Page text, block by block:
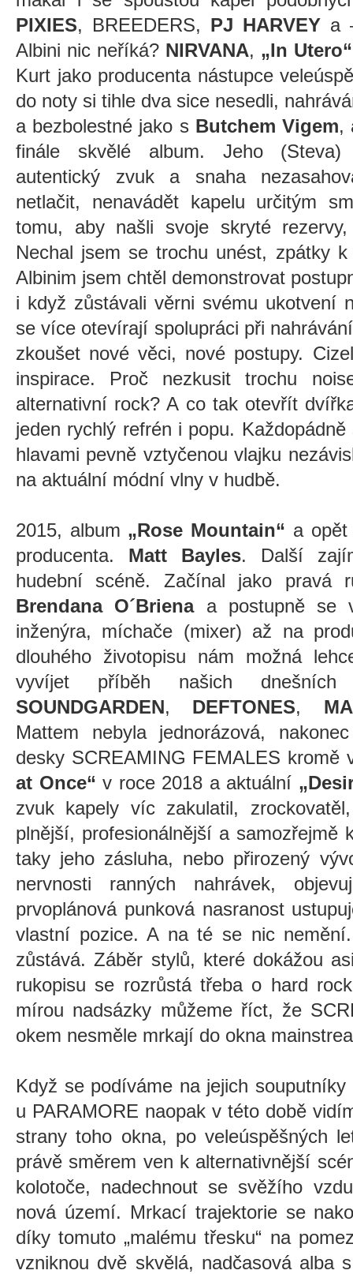
PIXIES, BREEDERS, PJ HARVEYa
Albini nic neříká? NIRVANA, „In Utero“
Kurt jako producenta nástupce
do noty si tihle dva sice nesedli,
a bezbolestné jako s Butchem Vigem,
finále skvělé album. Jeho (Steva)
autentický zvuk a snaha
netlačit, nenavádět kapelu určitým
tomu, aby našli svoje skryté
Nechal jsem se trochu unést, zpátky
Albinim jsem chtěl demonstrovat
i když zůstávali věrni svému ukotvení
se více otevírají spolupráci při
zkoušet nové věci, nové postupy.
inspirace. Proč nezkusit trochu
alternativní rock? A co tak otevřít
jeden rychlý refrén i popu.
hlavami pevně vztyčenou vlajku
na aktuální módní vlny v hudbě.
2015, album „Rose Mountain“ a
producenta. Matt Bayles. Další
hudební scéně. Začínal jako pravá
Brendana O´Brienaa postupně se
inženýra, míchače (mixer) až na
dlouhého životopisu nám možná
vyvíjet příběh našich
SOUNDGARDEN, DEFTONES,
Mattem nebyla jednorázová,
desky SCREAMING FEMALES
at Once“ v roce 2018 a aktuální
zvuk kapely víc zakulatil,
plnější, profesionálnější a samozřejmě
taky jeho zásluha, nebo přirozený
nervnosti ranných nahrávek,
prvoplánová punková nasranost
vlastní pozice. A na té se nic
zůstává. Záběr stylů, které dokážou
rukopisu se rozrůstá třeba o hard
mírou nadsázky můžeme říct, že
okem nesměle mrkají do okna
Když se podíváme na jejich
u PARAMORE naopak v této době
strany toho okna, po veleúspěšných
právě směrem ven k alternativnější
kolotoče, nadechnout se svěžího
nová území. Mrkací trajektorie se
díky tomuto „malému třesku“ na
vzniknou dvě skvělá, nadčasová alba